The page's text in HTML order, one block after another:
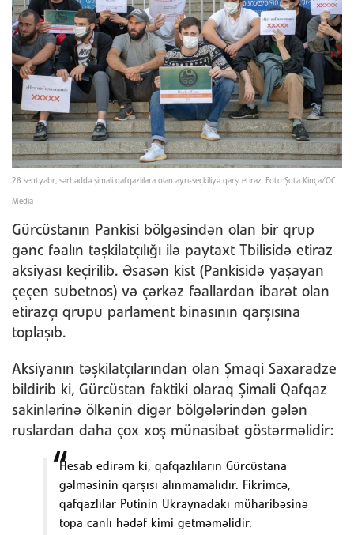
28 sentyabr, sərhəddə şimali qafqazlılara olan ayrı-seçkiliyə qarşı etiraz. Foto:Şota Kinça/OC
Media
Gürcüstanın Pankisi bölgəsindən olan bir qrup
gənc fəalın təşkilatçılığı ilə paytaxt Tbilisidə etiraz
aksiyası keçirilib. Əsasən kist (Pankisidə yaşayan
çeçen subetnos) və çərkəz fəallardan ibarət olan
etirazçı qrupu parlament binasının qarşısına
toplaşıb.
Aksiyanın təşkilatçılarından olan Şmaqi Saxaradze
bildirib ki, Gürcüstan faktiki olaraq Şimali Qafqaz
sakinlərinə ölkənin digər bölgələrindən gələn
ruslardan daha çox xoş münasibət göstərməlidir:
Hesab edirəm ki, qafqazlıların Gürcüstana
gəlməsinin qarşısı alınmamalıdır. Fikrimcə,
qafqazlılar Putinin Ukraynadakı müharibəsinə
topa canlı hədəf kimi getməməlidir.